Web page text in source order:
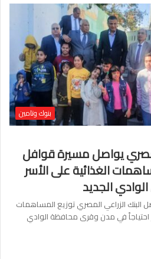
بنوك وتامين
يواصل مسيرة قوافل
الغذائية على الأسر
الوادي الجديد
البنك الزراعي المصري توزيع المساهمات
احتياجاً في مدن وقرى محافظة الوادي